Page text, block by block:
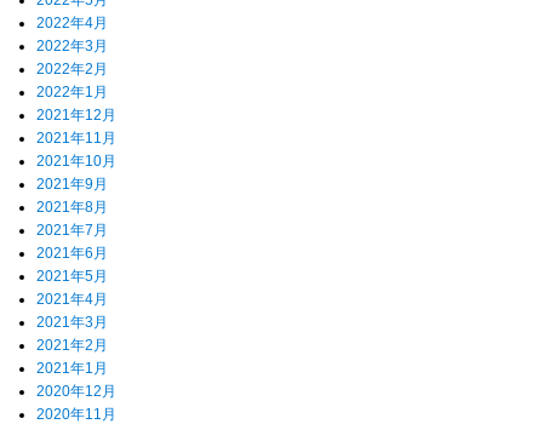
2022年4月
2022年3月
2022年2月
2022年1月
2021年12月
2021年11月
2021年10月
2021年9月
2021年8月
2021年7月
2021年6月
2021年5月
2021年4月
2021年3月
2021年2月
2021年1月
2020年12月
2020年11月